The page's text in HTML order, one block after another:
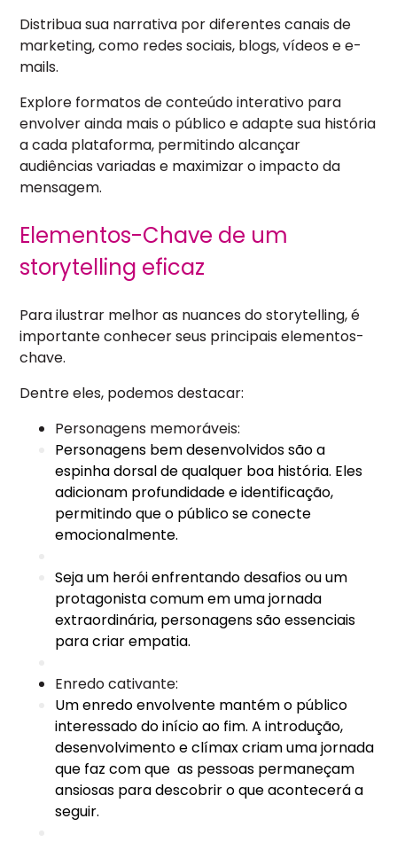
Distribua sua narrativa por diferentes canais de
marketing, como redes sociais, blogs, vídeos e e-
mails.
Explore formatos de conteúdo interativo para
envolver ainda mais o público e adapte sua história
a cada plataforma, permitindo alcançar
audiências variadas e maximizar o impacto da
mensagem.
Elementos-Chave de um
storytelling eficaz
Para ilustrar melhor as nuances do storytelling, é
importante conhecer seus principais elementos-
chave.
Dentre eles, podemos destacar:
Personagens memoráveis:
Personagens bem desenvolvidos são a
espinha dorsal de qualquer boa história. Eles
adicionam profundidade e identificação,
permitindo que o público se conecte
emocionalmente.
Seja um herói enfrentando desafios ou um
protagonista comum em uma jornada
extraordinária, personagens são essenciais
para criar empatia.
Enredo cativante:
Um enredo envolvente mantém o público
interessado do início ao fim. A introdução,
desenvolvimento e clímax criam uma jornada
que faz com que as pessoas permaneçam
ansiosas para descobrir o que acontecerá a
seguir.